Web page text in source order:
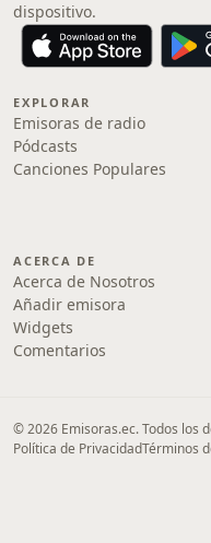
dispositivo.
EXPLORAR
Emisoras de radio
Pódcasts
Canciones Populares
ACERCA DE
Acerca de Nosotros
Añadir emisora
Widgets
Comentarios
© 2026 Emisoras.ec. Todos los
Política de PrivacidadTérminos